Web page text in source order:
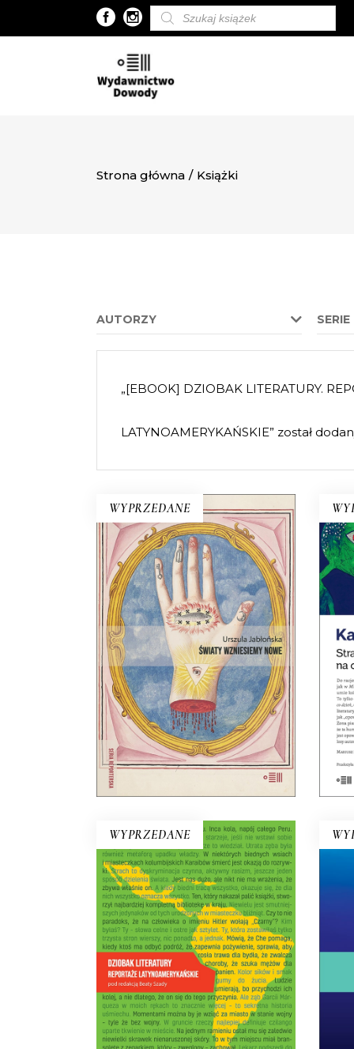
Wyszukiwarka
produktów
Strona główna / Książki
AUTORZY SERIE
„[EBOOK] DZIOBAK LITERATURY.
LATYNOAMERYKAŃSKIE” został
WYPRZEDANE
E-BOOK DO
KOSZYKA
ŚWIATY WZNIESIEMY
NOWE
Wprawdzie niektórzy mówią, że
świat taki, jaki znamy, dobiega
końca, ale jednak wciąż są ludzie,
którzy chcą wymyślać go na
nowo.
44.00zł 22.00zł
WYPRZEDANE
DZIOBAK LITERATURY.
REPORTAŻE
LATYNOAMERYKAŃSKIE
Opowiadać o banale w
niebanalny sposób – oto
wyzwanie dla reportażu
latynoamerykańskiego.
Dostrzegać niezwykłość w tym,
co zwykłe – oto jego cel.